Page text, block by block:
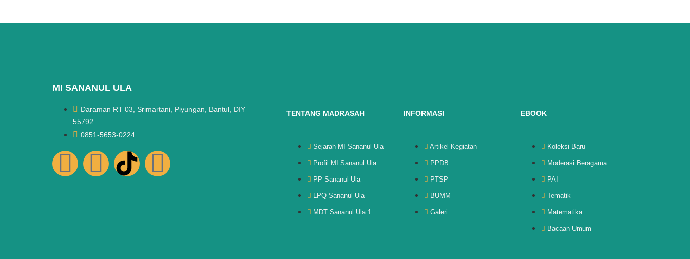
MI SANANUL ULA
Daraman RT 03, Srimartani, Piyungan, Bantul, DIY
55792
0851-5653-0224
TENTANG MADRASAH
Sejarah MI Sananul Ula
Profil MI Sananul Ula
PP Sananul Ula
LPQ Sananul Ula
MDT Sananul Ula 1
INFORMASI
Artikel Kegiatan
PPDB
PTSP
BUMM
Galeri
EBOOK
Koleksi Baru
Moderasi Beragama
PAI
Tematik
Matematika
Bacaan Umum